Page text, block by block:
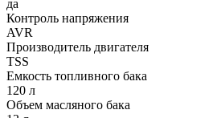
да
Контроль напряжения
AVR
Производитель двигателя
TSS
Емкость топливного бака
120 л
Объем масляного бака